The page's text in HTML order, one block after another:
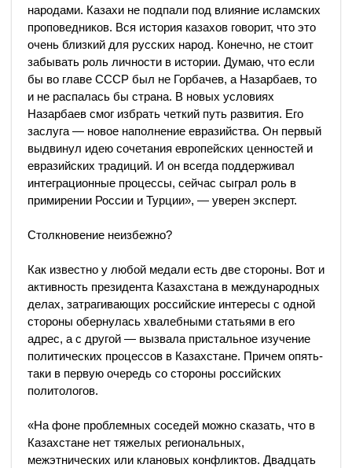
народами. Казахи не подпали под влияние исламских
проповедников. Вся история казахов говорит, что это
очень близкий для русских народ. Конечно, не стоит
забывать роль личности в истории. Думаю, что если
бы во главе СССР был не Горбачев, а Назарбаев, то
и не распалась бы страна. В новых условиях
Назарбаев смог избрать четкий путь развития. Его
заслуга — новое наполнение евразийства. Он первый
выдвинул идею сочетания европейских ценностей и
евразийских традиций. И он всегда поддерживал
интеграционные процессы, сейчас сыграл роль в
примирении России и Турции», — уверен эксперт.
Столкновение неизбежно?
Как известно у любой медали есть две стороны. Вот и
активность президента Казахстана в международных
делах, затрагивающих российские интересы с одной
стороны обернулась хвалебными статьями в его
адрес, а с другой — вызвала пристальное изучение
политических процессов в Казахстане. Причем опять-
таки в первую очередь со стороны российских
политологов.
«На фоне проблемных соседей можно сказать, что в
Казахстане нет тяжелых региональных,
межэтнических или клановых конфликтов. Двадцать